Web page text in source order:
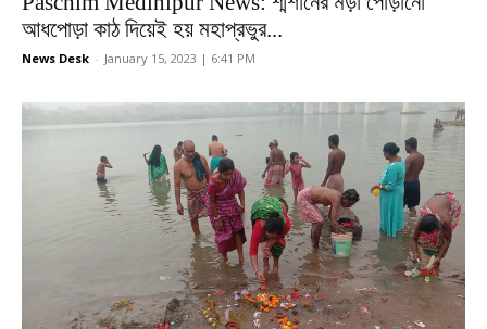
আধপোড়া কাঠ দিয়েই হয় মহাপ্রভুর...
News Desk - January 15, 2023 | 6:41 PM